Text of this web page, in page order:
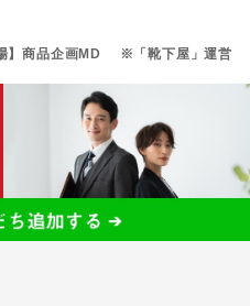
】商品企画MD ※「靴下屋」運営